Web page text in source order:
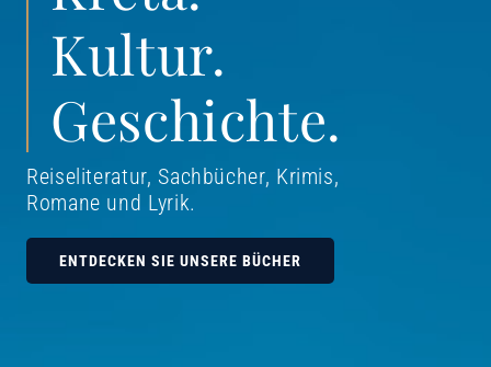
Kultur.
Geschichte.
Reiseliteratur, Sachbücher, Krimis,
Romane und Lyrik.
ENTDECKEN SIE UNSERE BÜCHER